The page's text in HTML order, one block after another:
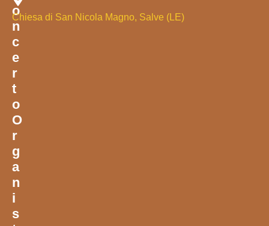
O
N
C
E
R
T
O
O
R
G
A
N
I
S
Chiesa di San Nicola Magno, Salve (LE)